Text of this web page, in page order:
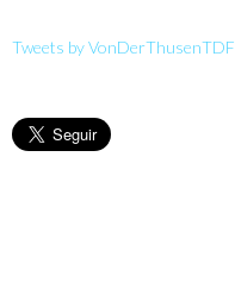
Tweets by VonDerThusenTDF